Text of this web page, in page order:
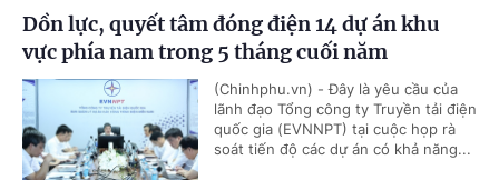
Dồn lực, quyết tâm đóng điện 14 dự án khu
vực phía nam trong 5 tháng cuối năm
(Chinhphu.vn) - Đây là yêu cầu của
lãnh đạo Tổng công ty Truyền tải điện
quốc gia (EVNNPT) tại cuộc họp rà
soát tiến độ các dự án có khả năng...